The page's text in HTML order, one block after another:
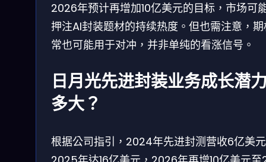
2026年预计再增加10亿美元的目标，市场可
押注AI封装题材的持续热度。但也需注意，
常也可能用于对冲，并非单纯的看涨信号。
日月光先进封装业务成长潜
多大？
根据公司指引，2024年先进封测营收6亿美